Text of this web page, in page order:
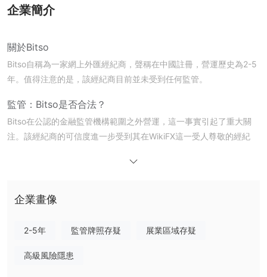
企業簡介
關於Bitso
Bitso自稱為一家網上外匯經紀商，聲稱在中國註冊，營運歷史為2-5
年。值得注意的是，該經紀商目前並未受到任何監管。
監管：Bitso是否合法？
Bitso在公認的金融監管機構範圍之外營運，這一事實引起了重大關
注。該經紀商的可信度進一步受到其在WikiFX這一受人尊敬的經紀
行業聲譽不佳的結合使人對Bitso的合法性和營運誠信產生懷疑。
目前，Bitso的網絡足跡幾乎不存在，其官方網站無法訪問。這種線
務、條款和營運詳情的重要信息。在金融服務的數字時代，這種無法
訪問性是一個重大的警示信號。
企業畫像
2-5年 監管牌照存疑 展業區域存疑
高級風險隱患